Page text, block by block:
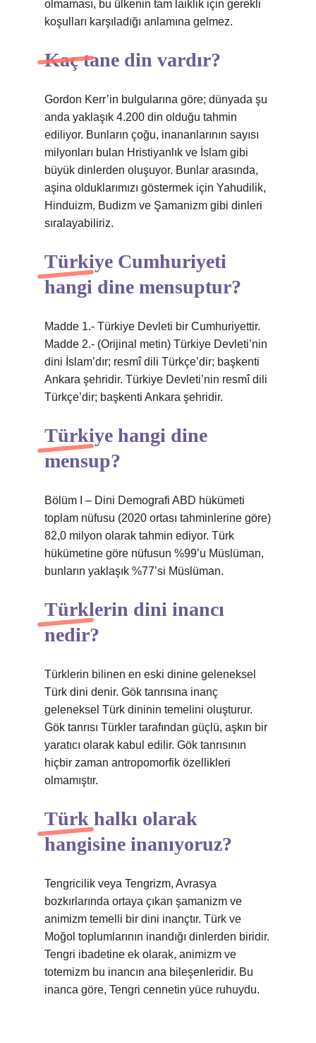
olmaması, bu ülkenin tam laiklik için gerekli
koşulları karşıladığı anlamına gelmez.
Kaç tane din vardır?
Gordon Kerr’in bulgularına göre; dünyada şu
anda yaklaşık 4.200 din olduğu tahmin
ediliyor. Bunların çoğu, inananlarının sayısı
milyonları bulan Hristiyanlık ve İslam gibi
büyük dinlerden oluşuyor. Bunlar arasında,
aşina olduklarımızı göstermek için Yahudilik,
Hinduizm, Budizm ve Şamanizm gibi dinleri
sıralayabiliriz.
Türkiye Cumhuriyeti
hangi dine mensuptur?
Madde 1.- Türkiye Devleti bir Cumhuriyettir.
Madde 2.- (Orijinal metin) Türkiye Devleti’nin
dini İslam’dır; resmî dili Türkçe’dir; başkenti
Ankara şehridir. Türkiye Devleti’nin resmî dili
Türkçe’dir; başkenti Ankara şehridir.
Türkiye hangi dine
mensup?
Bölüm I – Dini Demografi ABD hükümeti
toplam nüfusu (2020 ortası tahminlerine göre)
82,0 milyon olarak tahmin ediyor. Türk
hükümetine göre nüfusun %99’u Müslüman,
bunların yaklaşık %77’si Müslüman.
Türklerin dini inancı
nedir?
Türklerin bilinen en eski dinine geleneksel
Türk dini denir. Gök tanrısına inanç
geleneksel Türk dininin temelini oluşturur.
Gök tanrısı Türkler tarafından güçlü, aşkın bir
yaratıcı olarak kabul edilir. Gök tanrısının
hiçbir zaman antropomorfik özellikleri
olmamıştır.
Türk halkı olarak
hangisine inanıyoruz?
Tengricilik veya Tengrizm, Avrasya
bozkırlarında ortaya çıkan şamanizm ve
animizm temelli bir dini inançtır. Türk ve
Moğol toplumlarının inandığı dinlerden biridir.
Tengri ibadetine ek olarak, animizm ve
totemizm bu inancın ana bileşenleridir. Bu
inanca göre, Tengri cennetin yüce ruhuydu.